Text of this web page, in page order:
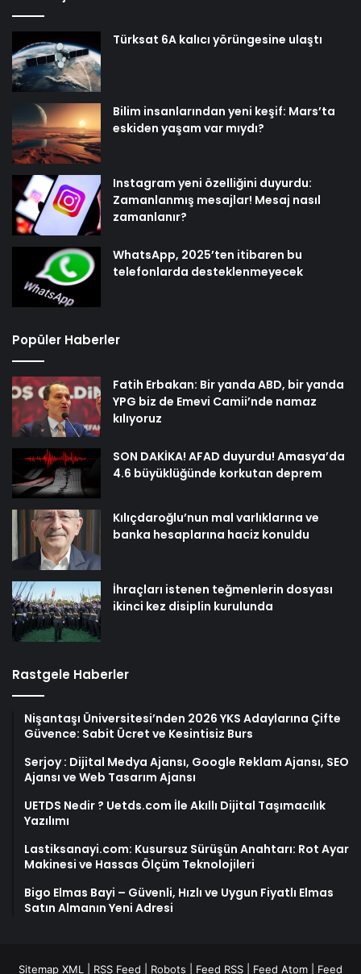
Türksat 6A kalıcı yörüngesine ulaştı
Bilim insanlarından yeni keşif: Mars’ta
eskiden yaşam var mıydı?
Instagram yeni özelliğini duyurdu:
Zamanlanmış mesajlar! Mesaj nasıl
zamanlanır?
WhatsApp, 2025’ten itibaren bu
telefonlarda desteklenmeyecek
Popüler Haberler
Fatih Erbakan: Bir yanda ABD, bir yanda
YPG biz de Emevi Camii’nde namaz
kılıyoruz
SON DAKİKA! AFAD duyurdu! Amasya’da
4.6 büyüklüğünde korkutan deprem
Kılıçdaroğlu’nun mal varlıklarına ve
banka hesaplarına haciz konuldu
İhraçları istenen teğmenlerin dosyası
ikinci kez disiplin kurulunda
Rastgele Haberler
Nişantaşı Üniversitesi’nden 2026 YKS Adaylarına Çifte
Güvence: Sabit Ücret ve Kesintisiz Burs
Serjoy : Dijital Medya Ajansı, Google Reklam Ajansı, SEO
Ajansı ve Web Tasarım Ajansı
UETDS Nedir ? Uetds.com İle Akıllı Dijital Taşımacılık
Yazılımı
Lastiksanayi.com: Kusursuz Sürüşün Anahtarı: Rot Ayar
Makinesi ve Hassas Ölçüm Teknolojileri
Bigo Elmas Bayi – Güvenli, Hızlı ve Uygun Fiyatlı Elmas
Satın Almanın Yeni Adresi
Sitemap XML RSS Feed Robots Feed RSS Feed Atom Feed